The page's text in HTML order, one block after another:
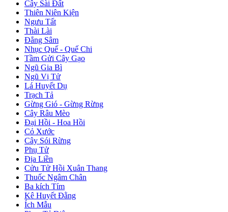
Cây Sài Đất
Thiên Niên Kiện
Ngưu Tất
Thài Lài
Đẳng Sâm
Nhục Quế - Quế Chi
Tầm Gửi Cây Gạo
Ngũ Gia Bì
Ngũ Vị Tử
Lá Huyết Dụ
Trạch Tả
Gừng Gió - Gừng Rừng
Cây Râu Mèo
Đại Hồi - Hoa Hồi
Cỏ Xước
Cây Sói Rừng
Phụ Tử
Địa Liền
Cửu Tử Hồi Xuân Thang
Thuốc Ngâm Chân
Ba kích Tím
Kê Huyết Đằng
Ích Mẫu